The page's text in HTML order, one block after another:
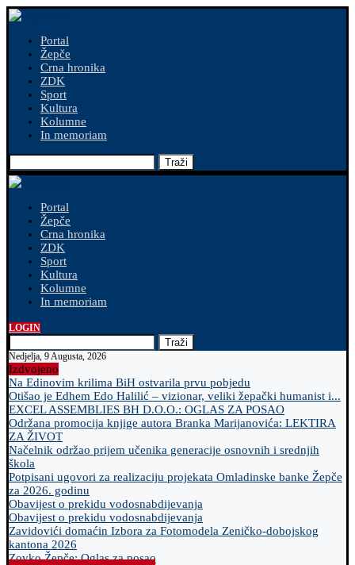
Portal
Žepče
Crna hronika
ZDK
Sport
Kultura
Kolumne
In memoriam
Traži
Portal
Žepče
Crna hronika
ZDK
Sport
Kultura
Kolumne
In memoriam
LOGIN
Traži
Nedjelja, 9 Augusta, 2026
Izdvojeno
Na Edinovim krilima BiH ostvarila prvu pobjedu
Otišao je Edhem Edo Halilić – vizionar, veliki žepački humanist i...
EXCEL ASSEMBLIES BH D.O.O.: OGLAS ZA POSAO
Održana promocija knjige autora Branka Marijanovića: LEKTIRA
ZA ŽIVOT
Načelnik održao prijem učenika generacije osnovnih i srednjih
škola
Potpisani ugovori za realizaciju projekata Omladinske banke Žepče
za 2026. godinu
Obavijest o prekidu vodosnabdijevanja
Obavijest o prekidu vodosnabdijevanja
Zavidovići domaćin Izbora za Fotomodela Zeničko-dobojskog
kantona 2026
Zovko Žepče: Oglas za posao